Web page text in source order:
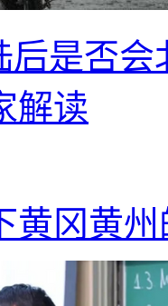
后是否
解读
黄冈黄